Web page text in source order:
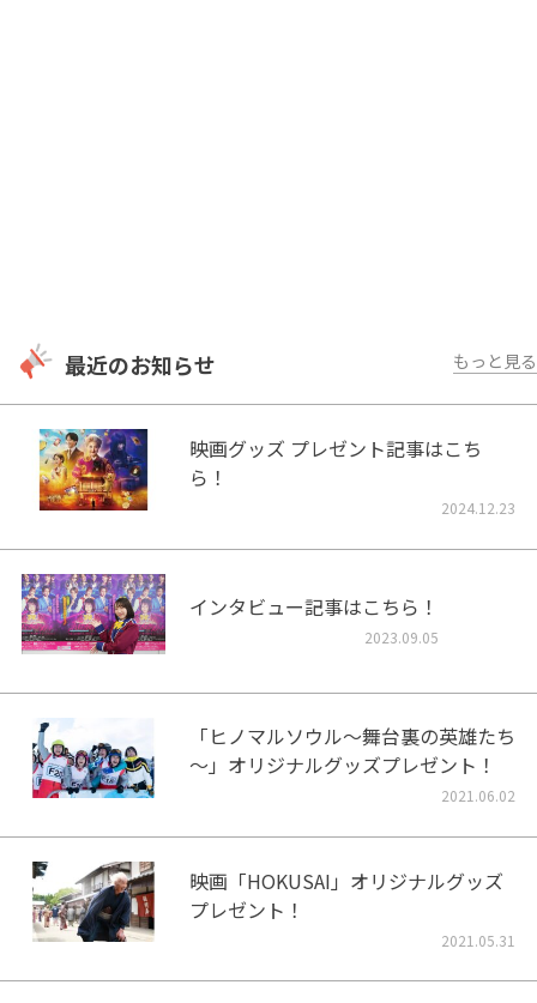
最近のお知らせ もっと見る
映画グッズ プレゼント記事はこち
ら！
2024.12.23
インタビュー記事はこちら！
2023.09.05
「ヒノマルソウル～舞台裏の英雄たち
～」オリジナルグッズプレゼント！
2021.06.02
映画「HOKUSAI」オリジナルグッズ
プレゼント！
2021.05.31